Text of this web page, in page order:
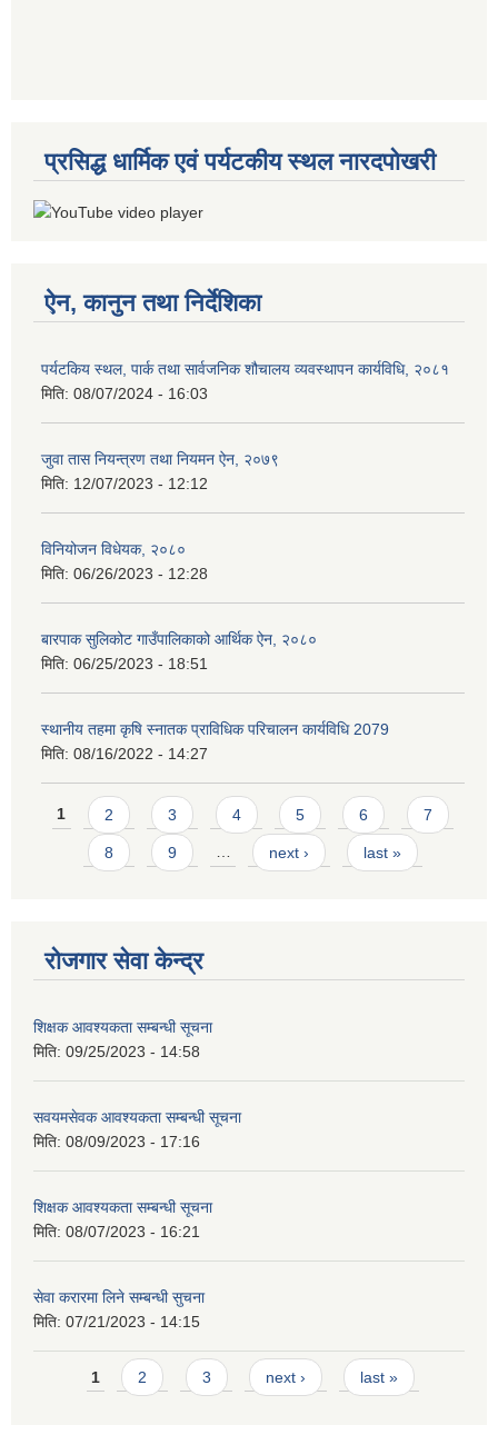
प्रसिद्ध धार्मिक एवं पर्यटकीय स्थल नारदपोखरी
ऐन, कानुन तथा निर्देशिका
पर्यटकिय स्थल, पार्क तथा सार्वजनिक शौचालय व्यवस्थापन कार्यविधि, २०८१
मिति: 08/07/2024 - 16:03
जुवा तास नियन्त्रण तथा नियमन ऐन, २०७९
मिति: 12/07/2023 - 12:12
विनियोजन विधेयक, २०८०
मिति: 06/26/2023 - 12:28
बारपाक सुलिकोट गाउँपालिकाको आर्थिक ऐन, २०८०
मिति: 06/25/2023 - 18:51
स्थानीय तहमा कृषि स्नातक प्राविधिक परिचालन कार्यविधि 2079
मिति: 08/16/2022 - 14:27
Pages
1 2 3 4 5 6 7
8 9 … next › last »
रोजगार सेवा केन्द्र
शिक्षक आवश्यकता सम्बन्धी सूचना
मिति: 09/25/2023 - 14:58
सवयमसेवक आवश्यकता सम्बन्धी सूचना
मिति: 08/09/2023 - 17:16
शिक्षक आवश्यकता सम्बन्धी सूचना
मिति: 08/07/2023 - 16:21
सेवा करारमा लिने सम्बन्धी सुचना
मिति: 07/21/2023 - 14:15
Pages
1 2 3 next › last »